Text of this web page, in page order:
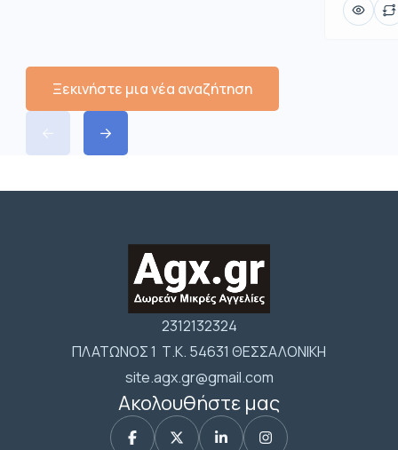
Ξεκινήστε μια νέα αναζήτηση
2312132324
ΠΛΑΤΩΝΟΣ 1 Τ.Κ. 54631 ΘΕΣΣΑΛΟΝΙΚΗ
site.agx.gr@gmail.com
Ακολουθήστε μας